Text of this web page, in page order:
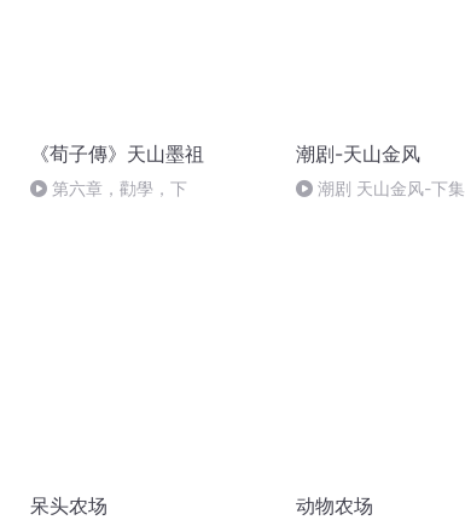
《荀子傳》天山墨祖
第六章，勸學，下
潮剧-天山金风
潮剧 天山金风-下集
呆头农场 动物农场